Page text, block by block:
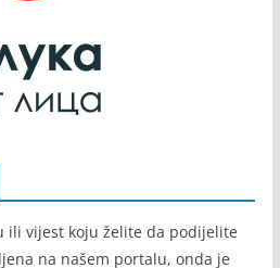
ili vijest koju želite da podijelite
na našem portalu, onda je